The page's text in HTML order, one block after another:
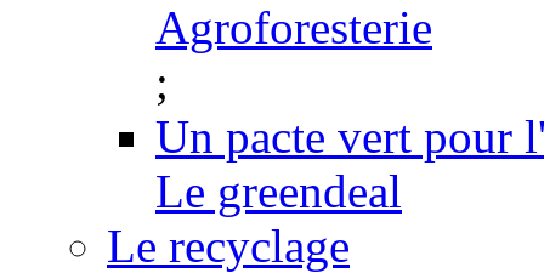
Agroforesterie
;
Un pacte vert pour
Le greendeal
Le recyclage